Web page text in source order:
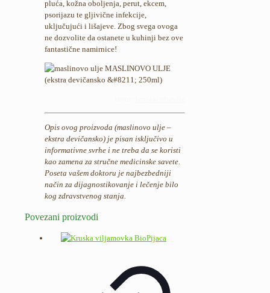
pluća, kožna oboljenja, perut, ekcem,
psorijazu te gljivične infekcije,
uključujući i lišajeve. Zbog svega ovoga
ne dozvolite da ostanete u kuhinji bez ove
fantastične namirnice!
Opis ovog proizvoda (maslinovo ulje –
ekstra devičansko) je pisan isključivo u
informativne svrhe i ne treba da se koristi
kao zamena za stručne medicinske savete.
Poseta vašem doktoru je najbezbedniji
način za dijagnostikovanje i lečenje bilo
kog zdravstvenog stanja.
Povezani proizvodi